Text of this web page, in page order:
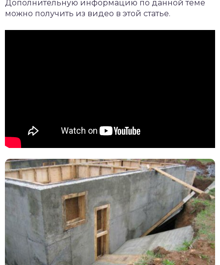
Дополнительную информацию по данной теме
можно получить из видео в этой статье.